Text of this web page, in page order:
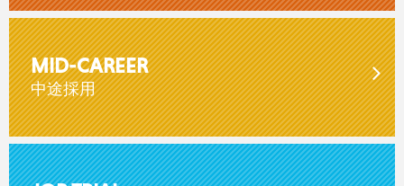
MID-CAREER
中途採用